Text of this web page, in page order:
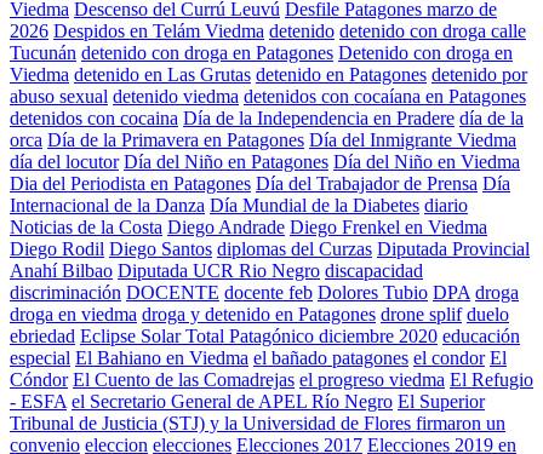
Viedma Descenso del Currú Leuvú Desfile Patagones marzo de
2026 Despidos en Telám Viedma detenido detenido con droga calle
Tucunán detenido con droga en Patagones Detenido con droga en
Viedma detenido en Las Grutas detenido en Patagones detenido por
abuso sexual detenido viedma detenidos con cocaíana en Patagones
detenidos con cocaina Día de la Independencia en Pradere día de la
orca Día de la Primavera en Patagones Día del Inmigrante Viedma
día del locutor Día del Niño en Patagones Día del Niño en Viedma
Dia del Periodista en Patagones Día del Trabajador de Prensa Día
Internacional de la Danza Día Mundial de la Diabetes diario
Noticias de la Costa Diego Andrade Diego Frenkel en Viedma
Diego Rodil Diego Santos diplomas del Curzas Diputada Provincial
Anahí Bilbao Diputada UCR Rio Negro discapacidad
discriminación DOCENTE docente feb Dolores Tubio DPA droga
droga en viedma droga y detenido en Patagones drone splif duelo
ebriedad Eclipse Solar Total Patagónico diciembre 2020 educación
especial El Bahiano en Viedma el bañado patagones el condor El
Cóndor El Cuento de las Comadrejas el progreso viedma El Refugio
- ESFA el Secretario General de APEL Río Negro El Superior
Tribunal de Justicia (STJ) y la Universidad de Flores firmaron un
convenio eleccion elecciones Elecciones 2017 Elecciones 2019 en